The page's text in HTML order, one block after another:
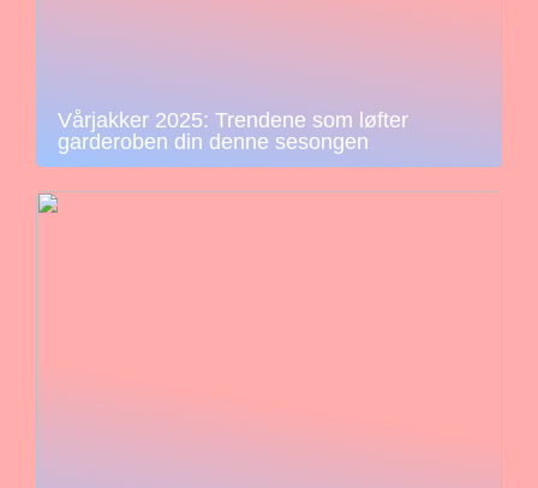
Vårjakker 2025: Trendene som løfter
garderoben din denne sesongen